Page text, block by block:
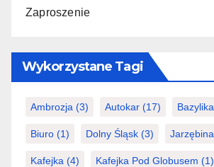
Zaproszenie
Wykorzystane Tagi
Ambrozja (3) Autokar (17) Bazylika
Biuro (1) Dolny Śląsk (3) Jarzębina
Kafejka (4) Kafejka Pod Globusem (1)